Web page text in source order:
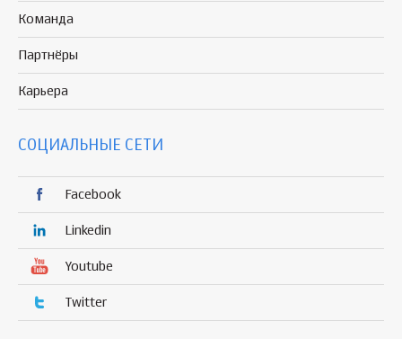
Команда
Партнёры
Карьера
СОЦИАЛЬНЫЕ СЕТИ
Facebook
Linkedin
Youtube
Twitter